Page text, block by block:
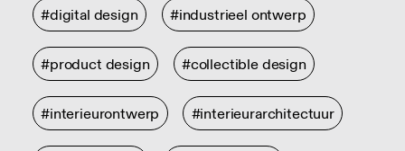
#digital design #industrieel ontwerp
#product design #collectible design
#interieurontwerp #interieurarchitectuur